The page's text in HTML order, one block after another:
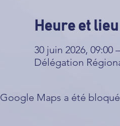
Heure et lieu
30 juin 2026, 09:00
Délégation
Google Maps a été